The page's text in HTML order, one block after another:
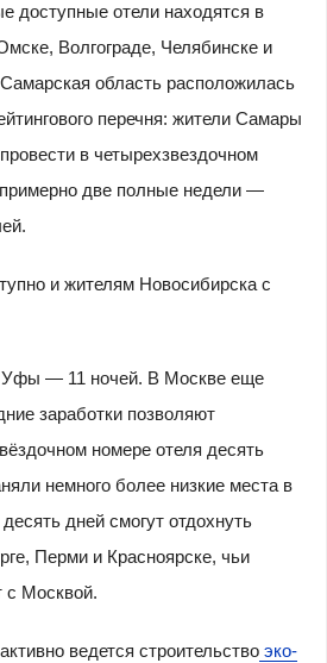
доступные отели находятся в
Волгограде, Челябинске и
область расположилась
перечня: жители Самары
в четырехзвездочном
примерно две полные недели —
и жителям Новосибирска с
Уфы — 11 ночей. В Москве еще
заработки позволяют
номере отеля десять
немного более низкие места в
дней смогут отдохнуть
Перми и Красноярске, чьи
с Москвой.
ведется строительствоэко-